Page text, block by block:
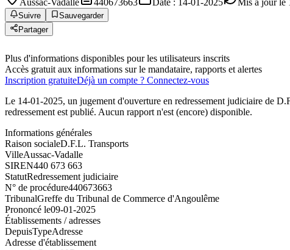
Suivre
Sauvegarder
Partager
Plus d'informations disponibles pour les utilisateurs inscrits
Accès gratuit aux informations sur le mandataire, rapports et alertes
Inscription gratuiteDéjà un compte ? Connectez-vous
Le 14-01-2025, un jugement d'ouverture en redressement judiciaire de
redressement est publié. Aucun rapport n'est (encore) disponible.
Informations générales
Raison socialeD.F.L. Transports
VilleAussac-Vadalle
SIREN440 673 663
StatutRedressement judiciaire
N° de procédure440673663
TribunalGreffe du Tribunal de Commerce d'Angoulême
Prononcé le09-01-2025
Établissements / adresses
DepuisTypeAdresse
Adresse d'établissement